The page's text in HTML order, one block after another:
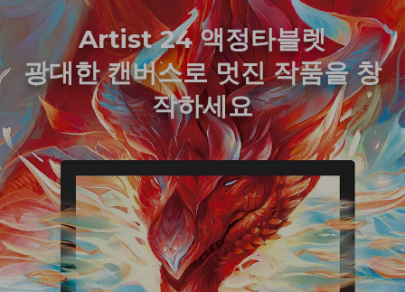
Artist 24 액정타블렛
광대한 캔버스로 멋진 작품을 창
작하세요